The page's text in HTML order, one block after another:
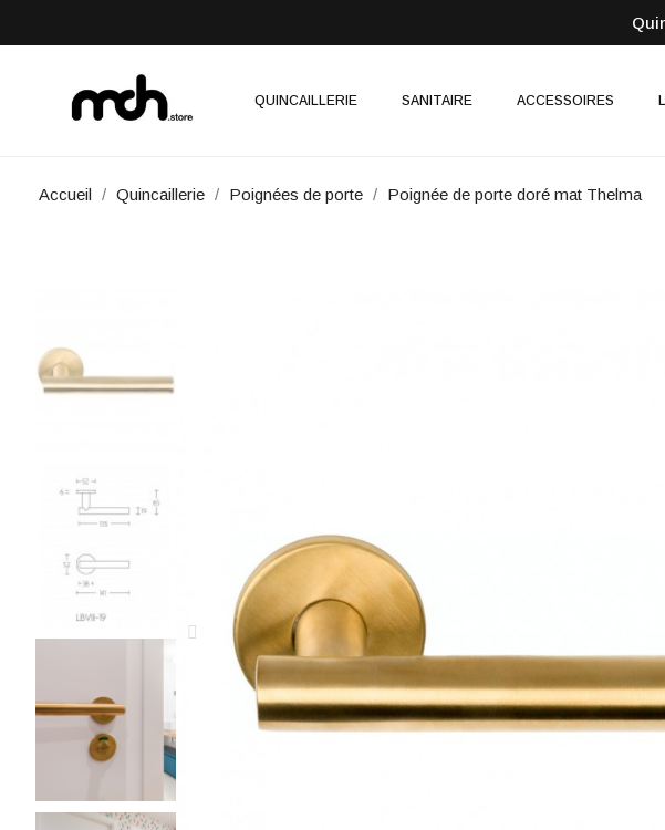
QUINCAILLERIE SANITAIRE ACCESSOIRES
Accueil Quincaillerie Poignées de porte Poignée de porte doré mat Thelma